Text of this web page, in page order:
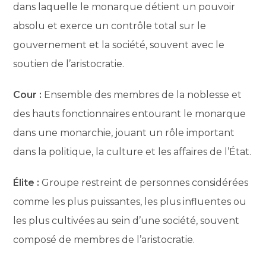
dans laquelle le monarque détient un pouvoir
absolu et exerce un contrôle total sur le
gouvernement et la société, souvent avec le
soutien de l’aristocratie.
Cour : Ensemble des membres de la noblesse et
des hauts fonctionnaires entourant le monarque
dans une monarchie, jouant un rôle important
dans la politique, la culture et les affaires de l’État.
Élite : Groupe restreint de personnes considérées
comme les plus puissantes, les plus influentes ou
les plus cultivées au sein d’une société, souvent
composé de membres de l’aristocratie.